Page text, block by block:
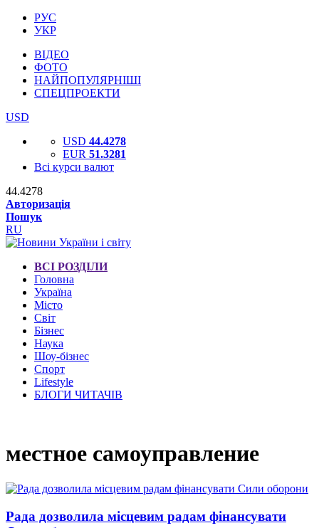
РУС
УКР
ВІДЕО
ФОТО
НАЙПОПУЛЯРНІШІ
СПЕЦПРОЕКТИ
USD
USD 44.4278
EUR 51.3281
Всі курси валют
44.4278
Авторизація
Пошук
RU
ВСІ РОЗДІЛИ
Головна
Україна
Місто
Світ
Бізнес
Наука
Шоу-бізнес
Спорт
Lifestyle
БЛОГИ ЧИТАЧІВ
местное самоуправление
Рада дозволила місцевим радам фінансувати